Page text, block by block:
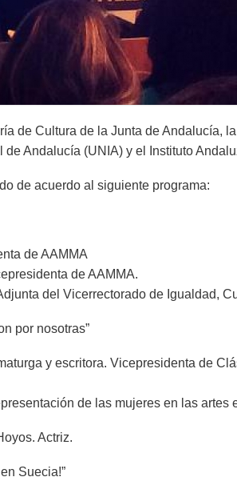
de Cultura de la Junta de Andalucía,
de Andalucía (UNIA) y el Instituto
de acuerdo al siguiente programa:
de AAMMA
de AAMMA.
del Vicerrectorado de Igualdad,
por nosotras”
y escritora. Vicepresidenta de
de las mujeres en las artes
Actriz.
Suecia!”